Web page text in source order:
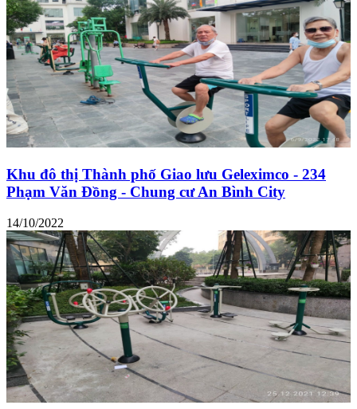
Khu đô thị Thành phố Giao lưu Geleximco - 234
Phạm Văn Đồng - Chung cư An Bình City
14/10/2022